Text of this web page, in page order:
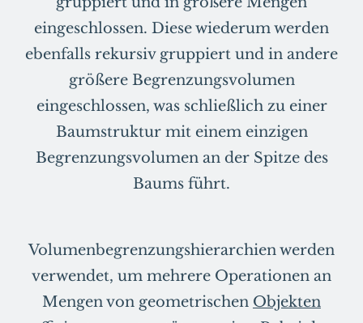
eingeschlossen. Diese wiederum werden
ebenfalls rekursiv gruppiert und in andere
größere Begrenzungsvolumen
eingeschlossen, was schließlich zu einer
Baumstruktur mit einem einzigen
Begrenzungsvolumen an der Spitze des
Baums führt.
Volumenbegrenzungshierarchien werden
verwendet, um mehrere Operationen an
Mengen von geometrischen Objekten